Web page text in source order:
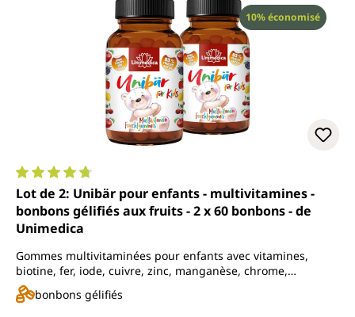
Réduction
10% économisé
Note moyenne de 4.7 sur 5 étoiles
Lot de 2: Unibär pour enfants - multivitamines -
bonbons gélifiés aux fruits - 2 x 60 bonbons - de
Unimedica
Gommes multivitaminées pour enfants avec vitamines,
biotine, fer, iode, cuivre, zinc, manganèse, chrome,
sélénium
bonbons gélifiés